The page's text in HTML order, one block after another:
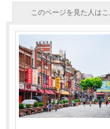
このページを見た人は